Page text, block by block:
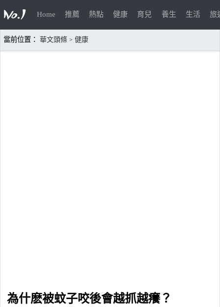
Home 推薦 熱點 健康 育兒 養生 生活 旅
當前位置： 華文頭條 > 健康
為什麽被蚊子咬後會越抓越癢？